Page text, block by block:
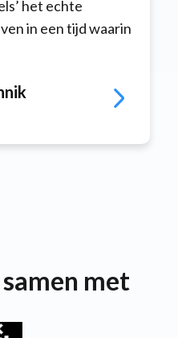
het echte
in een tijd waarin
met